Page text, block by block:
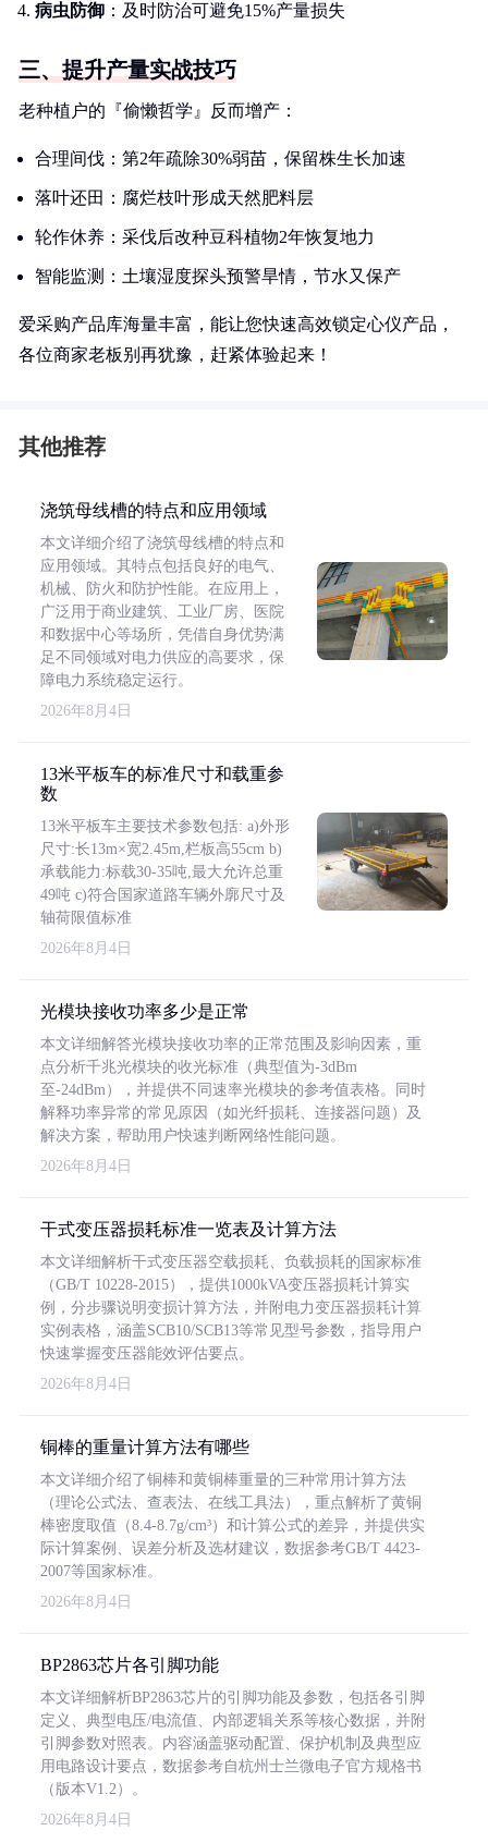
病虫防御 ：及时防治可避免15%产量损失
三、提升产量实战技巧
老种植户的『偷懒哲学』反而增产：
合理间伐：第2年疏除30%弱苗，保留株生长加速
落叶还田：腐烂枝叶形成天然肥料层
轮作休养：采伐后改种豆科植物2年恢复地力
智能监测：土壤湿度探头预警旱情，节水又保产
爱采购产品库海量丰富，能让您快速高效锁定心仪产品，
各位商家老板别再犹豫，赶紧体验起来！
其他推荐
浇筑母线槽的特点和应用领域
本文详细介绍了浇筑母线槽的特点和
应用领域。其特点包括良好的电气、
机械、防火和防护性能。在应用上，
广泛用于商业建筑、工业厂房、医院
和数据中心等场所，凭借自身优势满
足不同领域对电力供应的高要求，保
障电力系统稳定运行。
2026年8月4日
13米平板车的标准尺寸和载重参
数
13米平板车主要技术参数包括: a)外形
尺寸:长13m×宽2.45m,栏板高55cm b)
承载能力:标载30-35吨,最大允许总重
49吨 c)符合国家道路车辆外廓尺寸及
轴荷限值标准
2026年8月4日
光模块接收功率多少是正常
本文详细解答光模块接收功率的正常范围及影响因素，重
点分析千兆光模块的收光标准（典型值为-3dBm
至-24dBm），并提供不同速率光模块的参考值表格。同时
解释功率异常的常见原因（如光纤损耗、连接器问题）及
解决方案，帮助用户快速判断网络性能问题。
2026年8月4日
干式变压器损耗标准一览表及计算方法
本文详细解析干式变压器空载损耗、负载损耗的国家标准
（GB/T 10228-2015），提供1000kVA变压器损耗计算实
例，分步骤说明变损计算方法，并附电力变压器损耗计算
实例表格，涵盖SCB10/SCB13等常见型号参数，指导用户
快速掌握变压器能效评估要点。
2026年8月4日
铜棒的重量计算方法有哪些
本文详细介绍了铜棒和黄铜棒重量的三种常用计算方法
（理论公式法、查表法、在线工具法），重点解析了黄铜
棒密度取值（8.4-8.7g/cm³）和计算公式的差异，并提供实
际计算案例、误差分析及选材建议，数据参考GB/T 4423-
2007等国家标准。
2026年8月4日
BP2863芯片各引脚功能
本文详细解析BP2863芯片的引脚功能及参数，包括各引脚
定义、典型电压/电流值、内部逻辑关系等核心数据，并附
引脚参数对照表。内容涵盖驱动配置、保护机制及典型应
用电路设计要点，数据参考自杭州士兰微电子官方规格书
（版本V1.2）。
2026年8月4日